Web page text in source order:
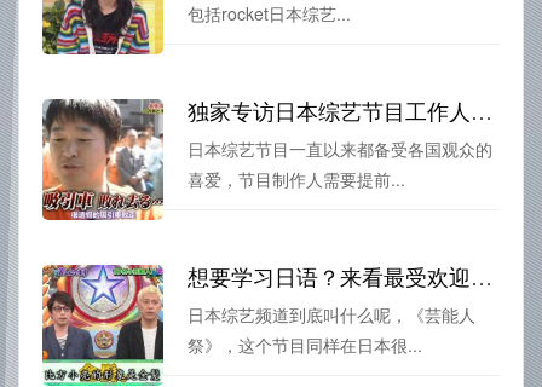
包括rocket日本综艺...
独家专访日本综艺节目工作人员：幕后制作揭秘
日本综艺节目一直以来都备受各国观众的
喜爱，节目制作人需要提前...
想要学习日语？来看最受欢迎的日本综艺节目！日本综艺频道叫什么？
日本综艺频道到底叫什么呢，《芸能人
祭》，这个节目同样在日本很...